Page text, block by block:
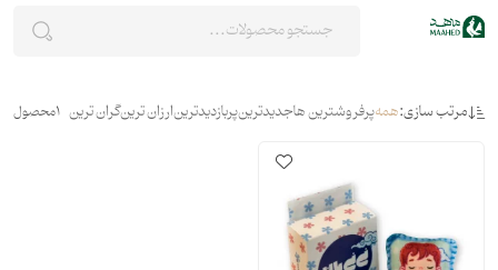
مرتب سازی:همهپرفروشترین هاجدیدترینپربازدیدترینارزان ترینگران ترین 1محصول